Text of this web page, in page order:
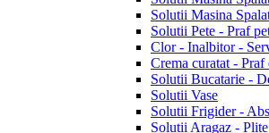
Solutii Masina
Solutii Pete - Praf
Clor - Inalbitor -
Crema curatat - Praf
Solutii Bucatarie -
Solutii Vase
Solutii Frigider -
Solutii Aragaz -